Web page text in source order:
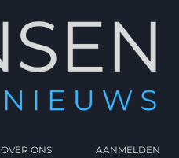
OVER ONS AANMELDEN